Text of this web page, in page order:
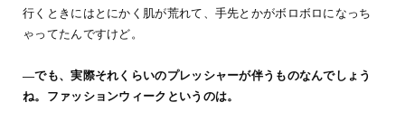
行くときにはとにかく肌が荒れて、手先とかがボロボロになっち
ゃってたんですけど。
―でも、実際それくらいのプレッシャーが伴うものなんでしょう
ね。ファッションウィークというのは。